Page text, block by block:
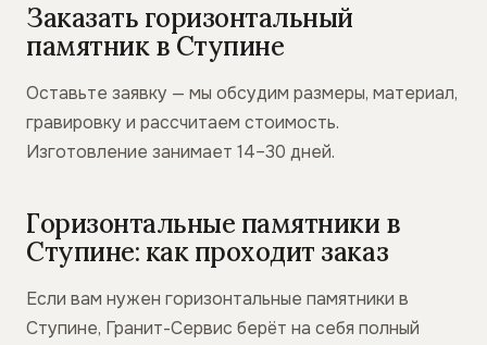
Заказать горизонтальный
памятник в Ступине
Оставьте заявку — мы обсудим размеры, материал,
гравировку и рассчитаем стоимость.
Изготовление занимает 14–30 дней.
Горизонтальные памятники в
Ступине: как проходит заказ
Если вам нужен горизонтальные памятники в
Ступине, Гранит-Сервис берёт на себя полный